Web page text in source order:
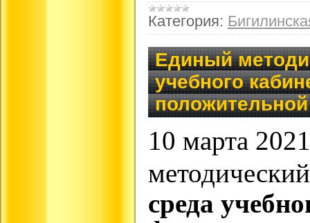
Категория:
Единый
учебного
10 марта
среда